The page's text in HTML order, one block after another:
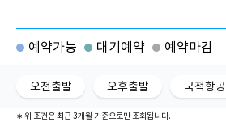
예약가능 대기예약 예약마감
오전출발 오후출발 국적항공
∗ 위 조건은 최근 3개월 기준으로만 조회됩니다.